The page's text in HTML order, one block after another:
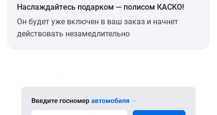
Наслаждайтесь подарком — полисом КАСКО!
Он будет уже включен в ваш заказ и начнет
действовать незамедлительно